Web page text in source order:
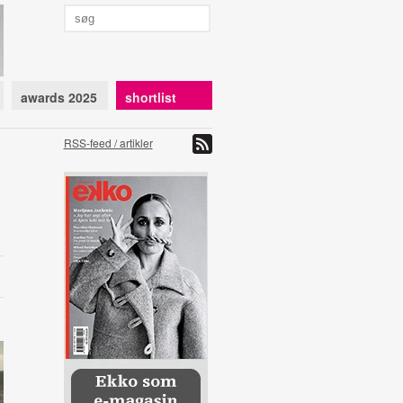
awards 2025 shortlist
RSS-feed / artikler